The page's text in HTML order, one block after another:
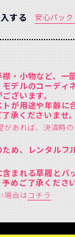
する 安心パック
・小物など、一
デルのコーディ
ございます。
が用途や年齢に
承くださいませ
あれば、決済時
め、レンタルフ
含まれる草履とバ
めご了承くださ
場合はコチラ